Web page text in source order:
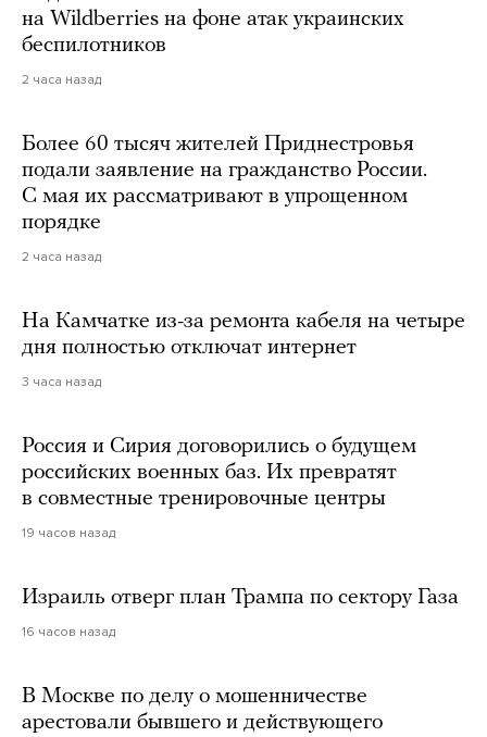
на Wildberries на фоне атак украинских
беспилотников
2 часа назад
Более 60 тысяч жителей Приднестровья
подали заявление на гражданство России.
С мая их рассматривают в упрощенном
порядке
2 часа назад
На Камчатке из-за ремонта кабеля на четыре
дня полностью отключат интернет
3 часа назад
Россия и Сирия договорились о будущем
российских военных баз. Их превратят
в совместные тренировочные центры
19 часов назад
Израиль отверг план Трампа по сектору Газа
16 часов назад
В Москве по делу о мошенничестве
арестовали бывшего и действующего